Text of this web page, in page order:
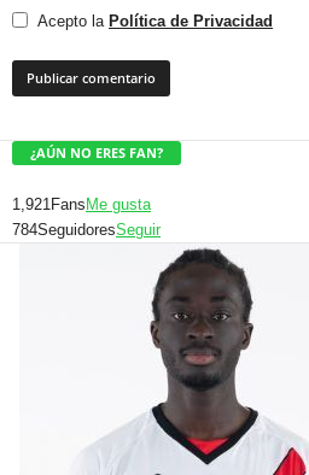
Acepto la Política de Privacidad
¿AÚN NO ERES FAN?
1,921 Fans Me gusta
784SeguidoresSeguir